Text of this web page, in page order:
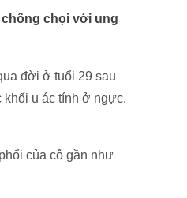
chống chọi với ung
đời ở tuổi 29 sau
u ác tính ở ngực.
của cô gần như